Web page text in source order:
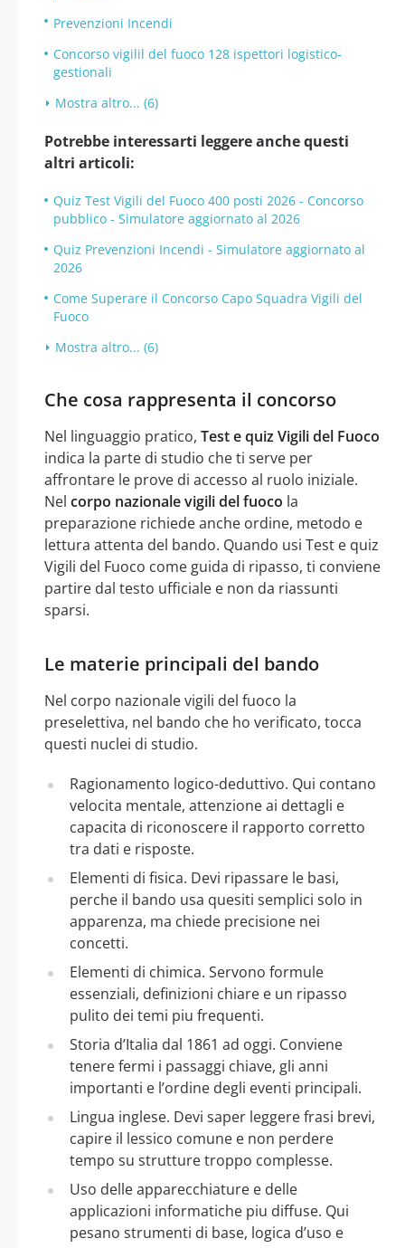
Prevenzioni Incendi
Concorso vigilil del fuoco 128 ispettori logistico-
gestionali
Mostra altro... (6)
Potrebbe interessarti leggere anche questi
altri articoli:
Quiz Test Vigili del Fuoco 400 posti 2026 - Concorso
pubblico - Simulatore aggiornato al 2026
Quiz Prevenzioni Incendi - Simulatore aggiornato al
2026
Come Superare il Concorso Capo Squadra Vigili del
Fuoco
Mostra altro... (6)
Che cosa rappresenta il concorso
Nel linguaggio pratico, Test e quiz Vigili del Fuoco
indica la parte di studio che ti serve per
affrontare le prove di accesso al ruolo iniziale.
Nel corpo nazionale vigili del fuoco la
preparazione richiede anche ordine, metodo e
lettura attenta del bando. Quando usi Test e quiz
Vigili del Fuoco come guida di ripasso, ti conviene
partire dal testo ufficiale e non da riassunti
sparsi.
Le materie principali del bando
Nel corpo nazionale vigili del fuoco la
preselettiva, nel bando che ho verificato, tocca
questi nuclei di studio.
Ragionamento logico-deduttivo. Qui contano
velocita mentale, attenzione ai dettagli e
capacita di riconoscere il rapporto corretto
tra dati e risposte.
Elementi di fisica. Devi ripassare le basi,
perche il bando usa quesiti semplici solo in
apparenza, ma chiede precisione nei
concetti.
Elementi di chimica. Servono formule
essenziali, definizioni chiare e un ripasso
pulito dei temi piu frequenti.
Storia d’Italia dal 1861 ad oggi. Conviene
tenere fermi i passaggi chiave, gli anni
importanti e l’ordine degli eventi principali.
Lingua inglese. Devi saper leggere frasi brevi,
capire il lessico comune e non perdere
tempo su strutture troppo complesse.
Uso delle apparecchiature e delle
applicazioni informatiche piu diffuse. Qui
pesano strumenti di base, logica d’uso e